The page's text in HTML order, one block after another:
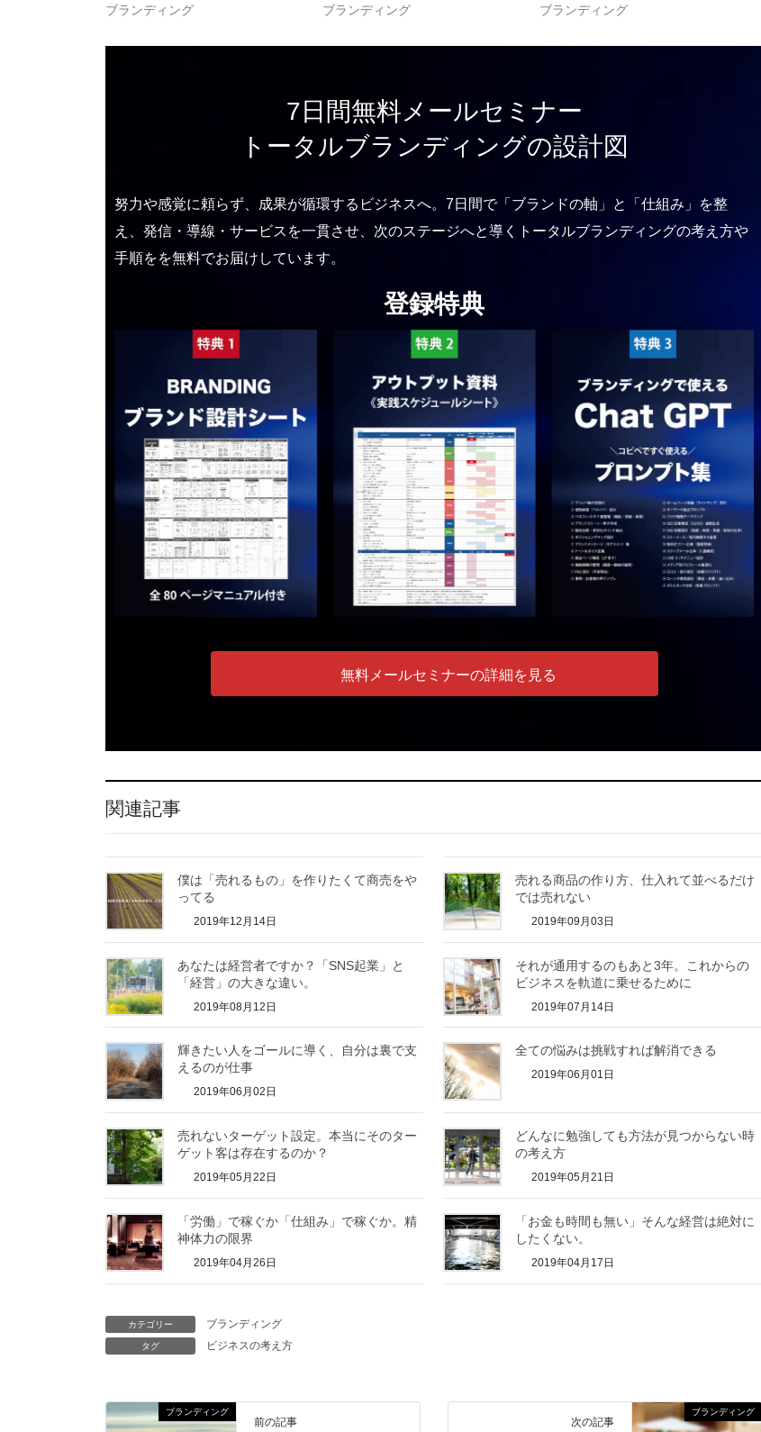
ブランディング
ブランディング
ブランディング
7日間無料メールセミナー
トータルブランディングの設計図
努力や感覚に頼らず、成果が循環するビジネスへ。7日間で「ブランドの軸」と「仕組み」を整
え、発信・導線・サービスを一貫させ、次のステージへと導くトータルブランディングの考え方や
手順をを無料でお届けしています。
登録特典
無料メールセミナーの詳細を見る
関連記事
僕は「売れるもの」を作りたくて商売をや
ってる
2019年12月14日
売れる商品の作り方、仕入れて並べるだけ
では売れない
2019年09月03日
あなたは経営者ですか？「SNS起業」と
「経営」の大きな違い。
2019年08月12日
それが通用するのもあと3年。これからの
ビジネスを軌道に乗せるために
2019年07月14日
輝きたい人をゴールに導く、自分は裏で支
えるのが仕事
2019年06月02日
全ての悩みは挑戦すれば解消できる
2019年06月01日
売れないターゲット設定。本当にそのター
ゲット客は存在するのか？
2019年05月22日
どんなに勉強しても方法が見つからない時
の考え方
2019年05月21日
「労働」で稼ぐか「仕組み」で稼ぐか。精
神体力の限界
2019年04月26日
「お金も時間も無い」そんな経営は絶対に
したくない。
2019年04月17日
カテゴリー ブランディング
タグ ビジネスの考え方
ブランディング
前の記事
ブランディング
次の記事